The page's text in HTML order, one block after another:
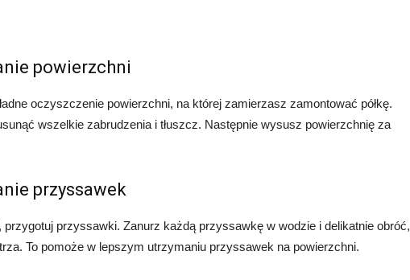
powierzchni
oczyszczenie powierzchni, na której zamierzasz zamontować półkę.
wszelkie zabrudzenia i tłuszcz. Następnie wysusz powierzchnię za
przyssawek
przygotuj przyssawki. Zanurz każdą przyssawkę w wodzie i delikatnie obróć,
To pomoże w lepszym utrzymaniu przyssawek na powierzchni.